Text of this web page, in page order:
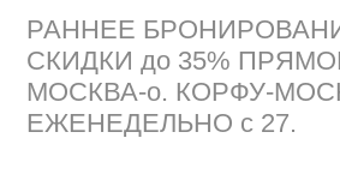
РАННЕЕ
СКИДКИ до 35%
МОСКВА-о. КОРФУ-
ЕЖЕНЕДЕЛЬНО с 27.